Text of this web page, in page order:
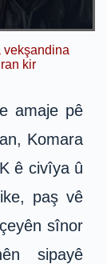
vekşandina
kir
amaje pê
Komara
ê civîya û
paş vê
sînor
sipayê